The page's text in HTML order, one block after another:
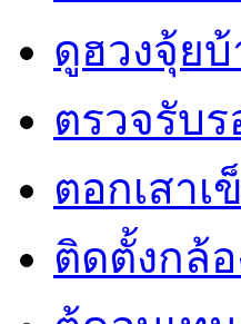
ดูฮวงจุ้ย
ตรวจรับ
ตอกเสาเ
ติดตั้งกล้